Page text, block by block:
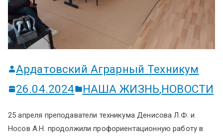
Ардатовский Аграрный Техникум
26.04.2024
НАША ЖИЗНЬ,НОВОСТИ
25 апреля преподаватели техникума Денисова Л.Ф. и
Носов А.Н. продолжили профориентационную работу в